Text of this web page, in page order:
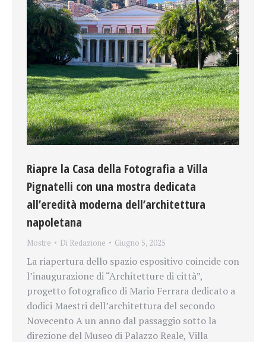
Riapre la Casa della Fotografia a Villa
Pignatelli con una mostra dedicata
all’eredità moderna dell’architettura
napoletana
Mostre Di Redazione Giugno 5, 2025
La riapertura dello spazio espositivo coincide con
l’inaugurazione di “Architetture di città”,
progetto fotografico di Mario Ferrara dedicato a
dodici Maestri dell’architettura del secondo
Novecento A un anno dal passaggio sotto la
direzione del Museo di Palazzo Reale, Villa